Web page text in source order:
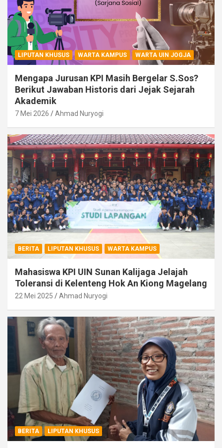
LIPUTAN KHUSUS WARTA KAMPUS WARTA UIN JOGJA
Mengapa Jurusan KPI Masih Bergelar S.Sos?
Berikut Jawaban Historis dari Jejak Sejarah
Akademik
7 Mei 2026 Ahmad Nuryogi
BERITA LIPUTAN KHUSUS WARTA KAMPUS
Mahasiswa KPI UIN Sunan Kalijaga Jelajah
Toleransi di Kelenteng Hok An Kiong Magelang
22 Mei 2025 Ahmad Nuryogi
BERITA LIPUTAN KHUSUS